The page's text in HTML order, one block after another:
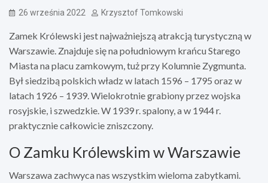
26 września 2022 Krzysztof Tomkowski
Zamek Królewski jest najważniejszą atrakcją turystyczną w
Warszawie. Znajduje się na południowym krańcu Starego
Miasta na placu zamkowym, tuż przy Kolumnie Zygmunta.
Był siedzibą polskich władz w latach 1596 – 1795 oraz w
latach 1926 – 1939. Wielokrotnie grabiony przez wojska
rosyjskie, i szwedzkie. W 1939 r. spalony, a w 1944 r.
praktycznie całkowicie zniszczony.
O Zamku Królewskim w Warszawie
Warszawa zachwyca nas wszystkim wieloma zabytkami.